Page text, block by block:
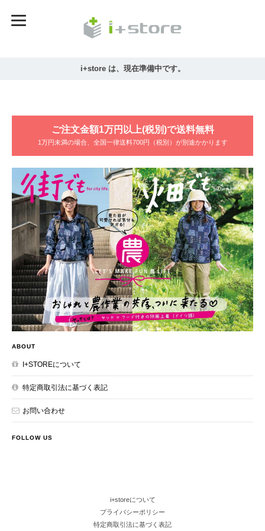
i+store は、現在準備中です。
ご注文金額1万円以上(税別)で送料無料
1万円未満の場合、全国一律送料700円（税別）が別途かかります
ABOUT
I+STOREについて
特定商取引法に基づく表記
お問い合わせ
FOLLOW US
i+storeについて
プライバシーポリシー
特定商取引法に基づく表記